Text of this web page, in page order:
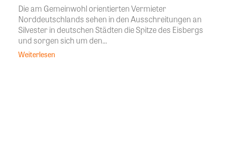
Die am Gemeinwohl orientierten Vermieter
Norddeutschlands sehen in den Ausschreitungen an
Silvester in deutschen Städten die Spitze des Eisbergs
und sorgen sich um den...
Weiterlesen